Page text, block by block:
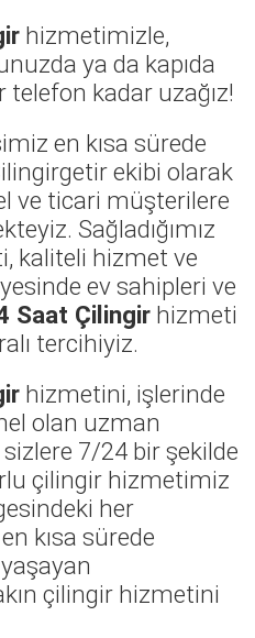
hizmetimizle,
ya da kapıda
telefon kadar uzağız!
en kısa sürede
ekibi olarak
ve ticari müşterilere
Sağladığımız
kaliteli hizmet ve
ev sahipleri ve
Saat Çilingir hizmeti
tercihiyiz.
hizmetini, işlerinde
olan uzman
7/24 bir şekilde
çilingir hizmetimiz
her
kısa sürede
çilingir hizmetini